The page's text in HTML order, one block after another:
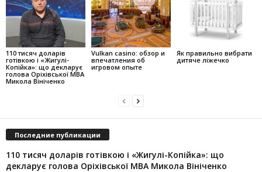
110 тисяч доларів
готівкою і «Жигулі-
Копійка»: що декларує
голова Оріхівської МВА
Микола Вініченко
Vulkan casino: обзор и
впечатления об
игровом опыте
Як правильно вибрати
дитяче ліжечко
Последние публикации
110 тисяч доларів готівкою і «Жигулі-Копійка»: що
декларує голова Оріхівської МВА Микола Вініченко